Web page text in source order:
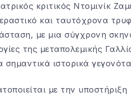
κριτικός Ντομινίκ
και ταυτόχρονα
με μια σύγχρονη
της μεταπολεμικής
σημαντικά ιστορικά
με την